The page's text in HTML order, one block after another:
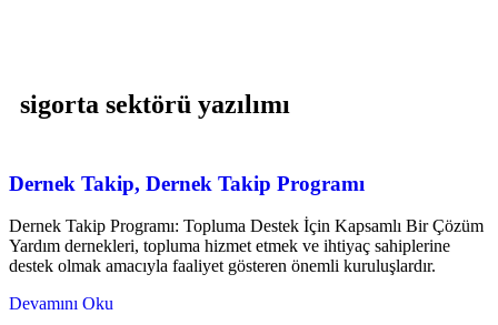
sigorta sektörü yazılımı
Dernek Takip, Dernek Takip Programı
Dernek Takip Programı: Topluma Destek İçin Kapsamlı Bir Çözüm
Yardım dernekleri, topluma hizmet etmek ve ihtiyaç sahiplerine
destek olmak amacıyla faaliyet gösteren önemli kuruluşlardır.
Devamını Oku